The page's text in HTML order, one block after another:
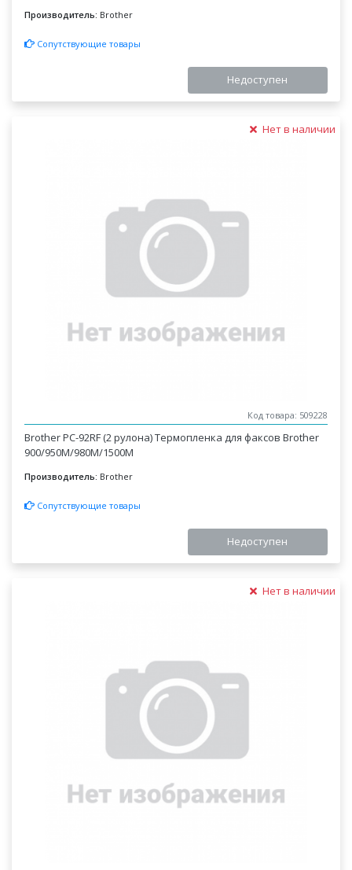
Производитель: Brother
Сопутствующие товары
Недоступен
Нет в наличии
Код товара: 509228
Brother PC-92RF (2 рулона) Термопленка для факсов Brother
900/950М/980М/1500М
Производитель: Brother
Сопутствующие товары
Недоступен
Нет в наличии